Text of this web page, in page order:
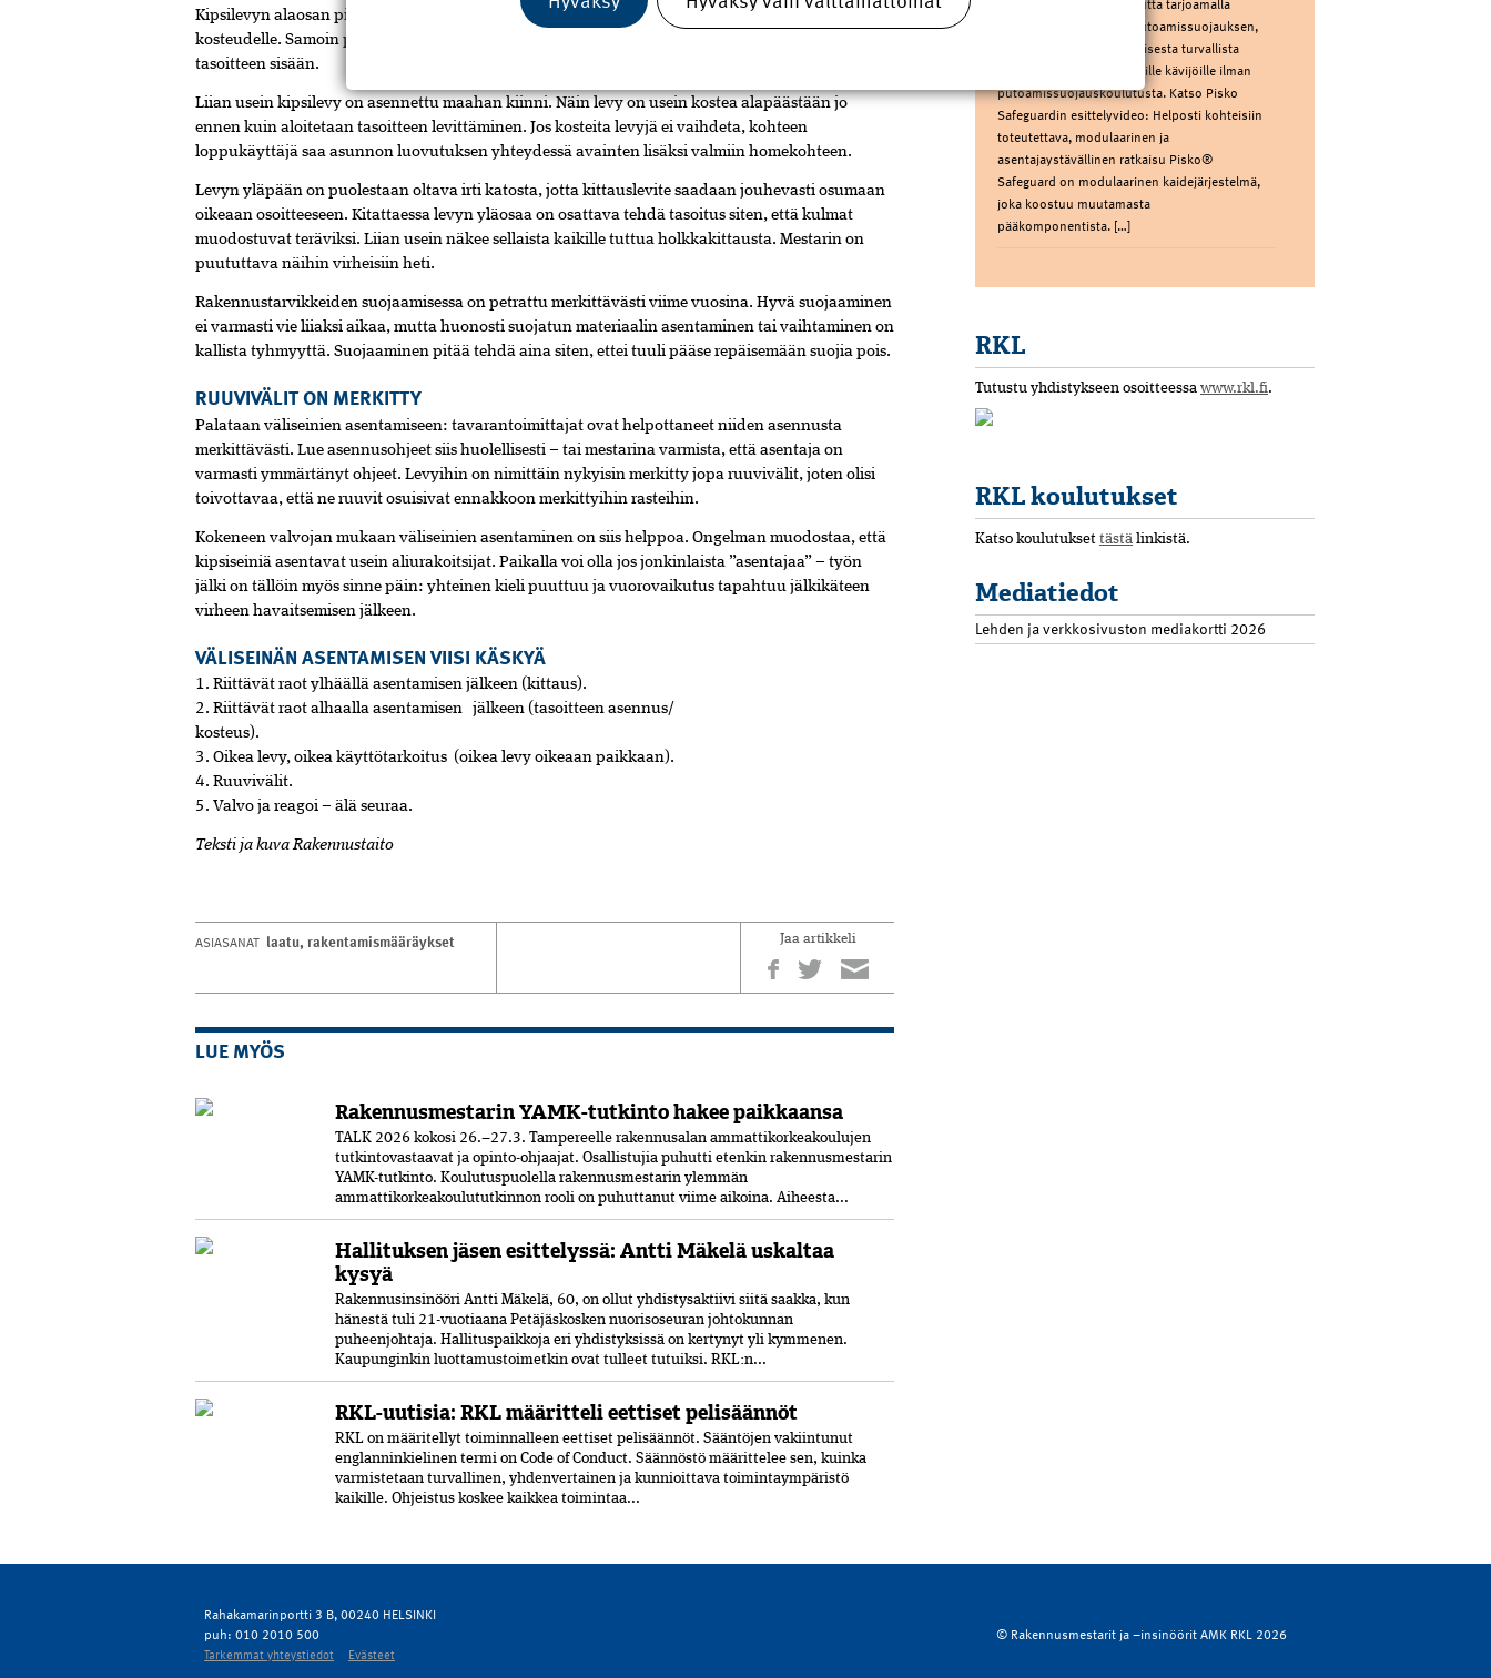
Kipsilevyn alaosan pitää olla irti lattiasta ­(10 mm),­ sillä jos levy osuu maahan, niin se on altis
kosteudelle. Samoin plaano­tasoite tarvitsee riittävästi tilaa, jotta levyn alapää ei jää niin sanotusti
tasoitteen sisään.
Liian usein kipsilevy on asennettu maahan kiinni. Näin levy on usein kostea alapäästään jo
ennen kuin aloitetaan tasoitteen levittäminen. Jos kosteita levyjä ei vaihdeta, kohteen
loppukäyttäjä saa asunnon luovutuksen yhteydessä avainten lisäksi valmiin homekohteen.
Levyn yläpään on puolestaan oltava ­irti katosta, jotta kittauslevite saadaan jouhevasti osumaan
oikeaan osoitteeseen. Kitattaessa levyn yläosaa on osattava tehdä tasoitus siten, että kulmat
muodostuvat teräviksi. Liian usein näkee sellaista kaikille tuttua holkkakit­tausta. Mestarin on
puututtava näihin virheisiin heti.
Rakennustarvikkeiden suojaamisessa on petrattu merkittävästi viime vuosina. Hyvä suojaaminen
ei varmasti vie liiaksi aikaa, mutta huonosti suojatun materiaalin asentaminen tai vaihtaminen on
kallista tyhmyyttä. Suojaaminen pitää tehdä aina siten, ettei tuuli pääse repäisemään suojia pois.
RUUVIVÄLIT ON MERKITTY
Palataan väliseinien asentamiseen: tavarantoimittajat ovat helpottaneet niiden asennusta
merkittävästi. Lue asennusohjeet siis huolellisesti – tai mestarina varmista, että asentaja on
varmasti ymmärtänyt ohjeet. Levyihin on nimittäin nykyisin merkitty jopa ruuvi­välit, joten olisi
toivottavaa, että ne ruuvit osuisivat ennakkoon merkittyihin rasteihin.
Kokeneen valvojan mukaan väliseinien asentaminen on siis helppoa. Ongelman muodostaa, että
kipsiseiniä asentavat usein aliurakoitsijat. Paikalla voi olla jos jonkinlaista ”asentajaa” – työn
jälki on tällöin myös sinne päin: yhteinen kieli puuttuu ja vuorovaikutus tapahtuu jälkikäteen
virheen havaitsemisen jälkeen.
VÄLISEINÄN ASENTAMISEN VIISI KÄSKYÄ
1. Riittävät raot ylhäällä asentamisen jälkeen (kittaus).
2. Riittävät raot alhaalla asentamisen jälkeen (tasoitteen asennus/
kosteus).
3. Oikea levy, oikea käyttötarkoitus (oikea levy oikeaan paikkaan).
4. Ruuvivälit.
5. Valvo ja reagoi – älä seuraa.
Teksti ja kuva Rakennustaito
ASIASANAT laatu, rakentamismääräykset Jaa artikkeli
LUE MYÖS
Rakennusmestarin YAMK-tutkinto hakee paikkaansa
TALK 2026 kokosi 26.–27.3. Tampereelle rakennusalan ammattikorkeakoulujen
tutkintovastaavat ja opinto-ohjaajat. Osallistujia puhutti etenkin rakennusmestarin
YAMK-tutkinto. Koulutuspuolella rakennusmestarin ylemmän
ammattikorkeakoulututkinnon rooli on puhuttanut viime ­aikoina. ­Aiheesta...
Hallituksen jäsen esittelyssä: Antti Mäkelä uskaltaa
kysyä
Rakennusinsinööri Antti Mäkelä, 60, on ollut yhdistysaktiivi siitä saakka, kun
hänestä tuli 21-vuo­tiaana Petäjäskosken nuoriso­seuran johtokunnan
puheenjohtaja. Hallituspaikkoja eri yhdistyksissä on kertynyt yli kymmenen.
Kaupunginkin luottamustoimetkin ovat tulleet tutuiksi. RKL:n...
RKL-uutisia: RKL määritteli eettiset pelisäännöt
RKL on määritellyt toiminnalleen eettiset peli­säännöt. Sääntöjen vakiintunut
englanninkielinen termi on Code of Conduct. Säännöstö määrittelee sen, kuinka
varmistetaan turvallinen, yhdenvertainen ja kun­nioittava toimintaympäristö
kaikille. Ohjeistus koskee kaikkea toimintaa...
pysyvän ja passiivisen putoamissuojauksen,
joka tekee katolla liikkumisesta turvallista
kaikille – myös satunnaisille kävijöille ilman
putoamissuojauskoulutusta. Katso Pisko
Safeguardin esittelyvideo: Helposti kohteisiin
toteutettava, modulaarinen ja
asentajaystävällinen ratkaisu Pisko®
Safeguard on modulaarinen kaidejärjestelmä,
joka koostuu muutamasta
pääkomponentista. […]
RKL
Tutustu yhdistykseen osoitteessa www.rkl.fi.
RKL koulutukset
Katso koulutukset tästä linkistä.
Mediatiedot
Lehden ja verkkosivuston mediakortti 2026
Rahakamarinportti 3 B, 00240 HELSINKI
puh: 010 2010 500
Tarkemmat yhteystiedot Evästeet
© Rakennusmestarit ja –insinöörit AMK RKL 2026